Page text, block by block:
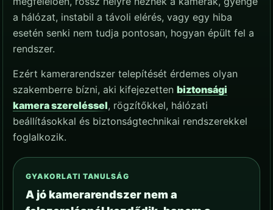
a hálózat, instabil a távoli elérés, vagy egy hiba
esetén senki nem tudja pontosan, hogyan épült fel a
rendszer.
Ezért kamerarendszer telepítését érdemes olyan
szakemberre bízni, aki kifejezetten biztonsági
kamera szereléssel, rögzítőkkel, hálózati
beállításokkal és biztonságtechnikai rendszerekkel
foglalkozik.
GYAKORLATI TANULSÁG
A jó kamerarendszer nem a